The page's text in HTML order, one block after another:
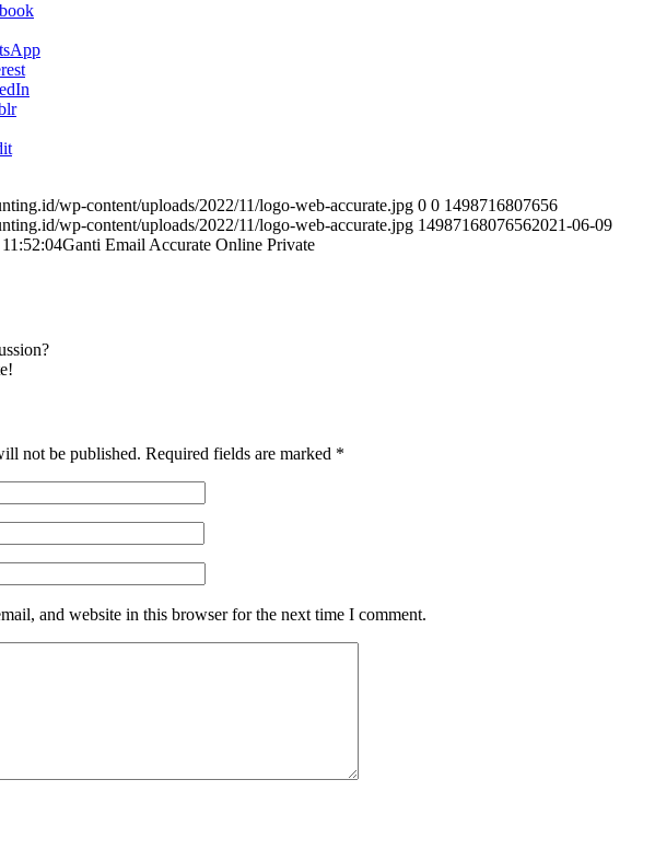
wp-content/uploads/2022/11/logo-web-accurate.jpg 0 0 1498716807656
wp-content/uploads/2022/11/logo-web-accurate.jpg 14987168076562021-06-09
Ganti Email Accurate Online Private
not be published. Required fields are marked *
and website in this browser for the next time I comment.